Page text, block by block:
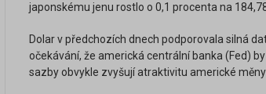
japonskému jenu rostlo o 0,1 procenta na
Dolar v předchozích dnech podporovala silná
očekávání, že americká centrální banka (Fed)
sazby obvykle zvyšují atraktivitu americké